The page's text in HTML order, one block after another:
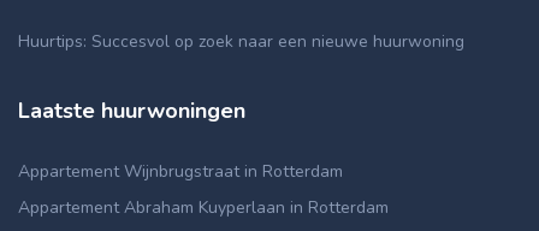
Huurtips: Succesvol op zoek naar een nieuwe huurwoning
Laatste huurwoningen
Appartement Wijnbrugstraat in Rotterdam
Appartement Abraham Kuyperlaan in Rotterdam